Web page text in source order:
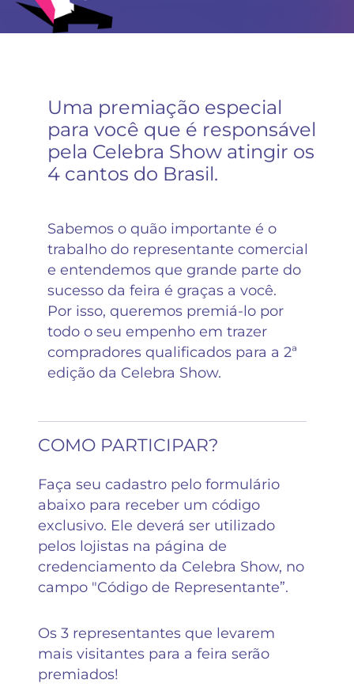
Uma premiação especial
para você que é responsável
pela Celebra Show atingir os
4 cantos do Brasil.
Sabemos o quão importante é o
trabalho do representante comercial
e entendemos que grande parte do
sucesso da feira é graças a você.
Por isso, queremos premiá-lo por
todo o seu empenho em trazer
compradores qualificados para a 2ª
edição da Celebra Show.
COMO PARTICIPAR?
Faça seu cadastro pelo formulário
abaixo para receber um código
exclusivo. Ele deverá ser utilizado
pelos lojistas na página de
credenciamento da Celebra Show, no
campo "Código de Representante”.
Os 3 representantes que levarem
mais visitantes para a feira serão
premiados!